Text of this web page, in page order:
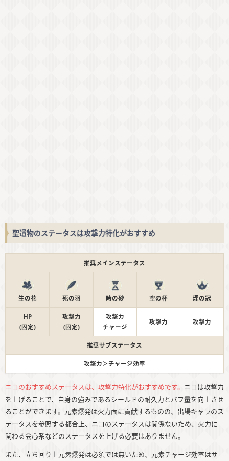
聖遺物のステータスは攻撃力特化がおすすめ
推奨メインステータス
生の花 死の羽 時の砂 空の杯 理の冠
HP
(固定)
攻撃力
(固定)
攻撃力
チャージ
攻撃力 攻撃力
推奨サブステータス
攻撃力＞チャージ効率
ニコのおすすめステータスは、攻撃力特化がおすすめです。 ニコは攻撃力
を上げることで、自身の強みであるシールドの耐久力とバフ量を向上させ
ることができます。元素爆発は火力面に貢献するものの、出場キャラのス
テータスを参照する都合上、ニコのステータスは関係ないため、火力に
関わる会心系などのステータスを上げる必要はありません。
また、立ち回り上元素爆発は必須では無いため、元素チャージ効率はサ